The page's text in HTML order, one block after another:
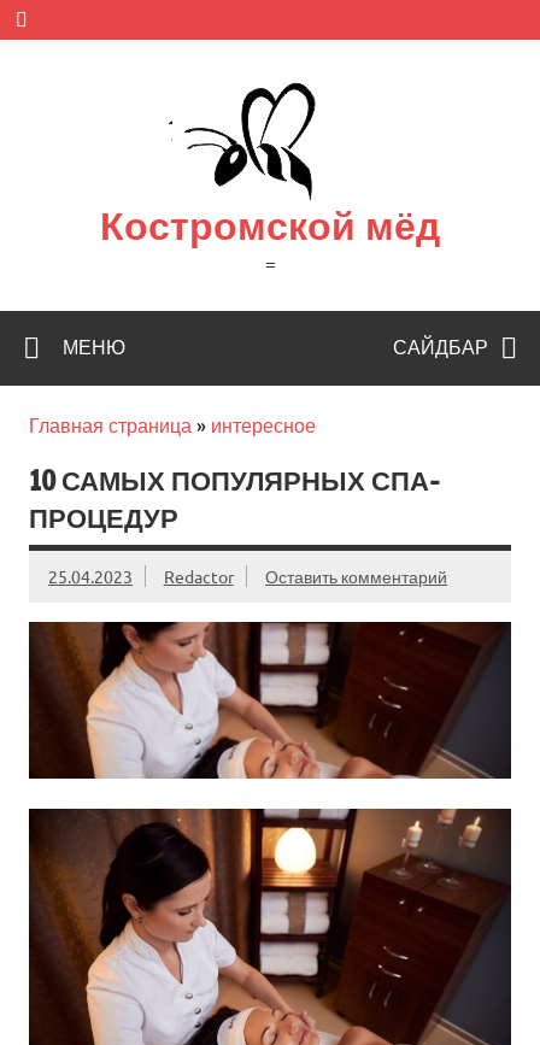
Skip
content
Костромской мёд
=
САЙДБАР
МЕНЮ
Главная страница » интересное
10 САМЫХ ПОПУЛЯРНЫХ СПА-
ПРОЦЕДУР
25.04.2023 Redactor Оставить комментарий